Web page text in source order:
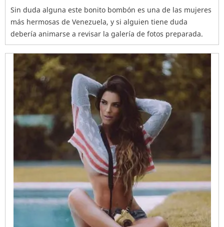
Sin duda alguna este bonito bombón es una de las mujeres
más hermosas de Venezuela, y si alguien tiene duda
debería animarse a revisar la galería de fotos preparada.